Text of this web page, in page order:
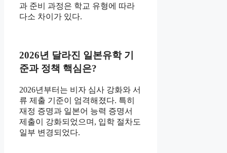
과 준비 과정은 학교 유형에 따라
다소 차이가 있다.
2026년 달라진 일본유학 기
준과 정책 핵심은?
2026년부터는 비자 심사 강화와 서
류 제출 기준이 엄격해졌다. 특히
재정 증명과 일본어 능력 증명서
제출이 강화되었으며, 입학 절차도
일부 변경되었다.